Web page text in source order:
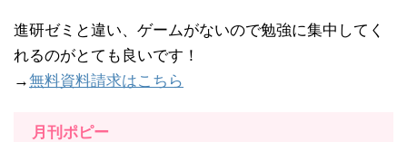
進研ゼミと違い、ゲームがないので勉強に集中してく
れるのがとても良いです！
→無料資料請求はこちら
月刊ポピー